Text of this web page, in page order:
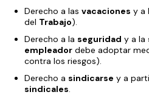
Derecho a las vacaciones y a
del Trabajo).
Derecho a la seguridad y a la
empleador debe adoptar
contra los riesgos).
Derecho a sindicarse y a
sindicales.